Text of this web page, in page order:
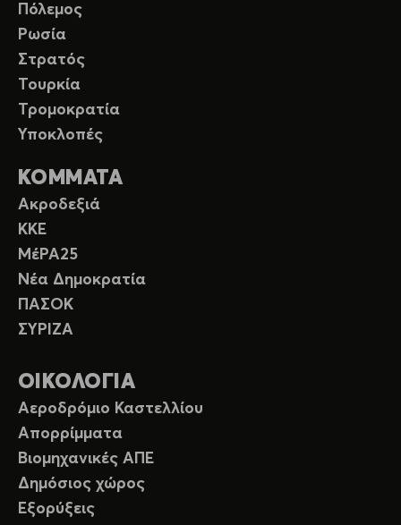
Πόλεμος
Ρωσία
Στρατός
Τουρκία
Τρομοκρατία
Υποκλοπές
ΚΟΜΜΑΤΑ
Ακροδεξιά
ΚΚΕ
ΜέΡΑ25
Νέα Δημοκρατία
ΠΑΣΟΚ
ΣΥΡΙΖΑ
ΟΙΚΟΛΟΓΙΑ
Αεροδρόμιο Καστελλίου
Απορρίμματα
Βιομηχανικές ΑΠΕ
Δημόσιος χώρος
Εξορύξεις